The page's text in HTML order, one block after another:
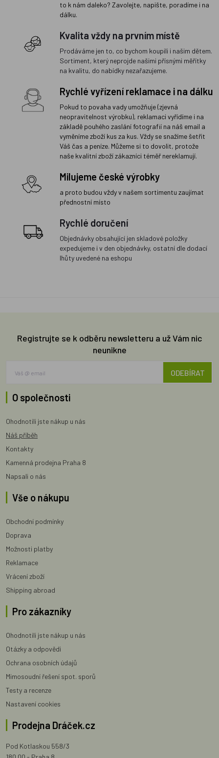
to k nám daleko? Zavolejte, napište, poradíme i na
dálku.
Kvalita vždy na prvním místě
Prodáváme jen to, co bychom koupili i našim dětem.
Sortiment, který neprojde našimi přísnými měřítky
na kvalitu, do nabídky nezařazujeme.
Rychlé vyřízení reklamace i na dálku
Pokud to povaha vady umožňuje (zjevná
neopravitelnost výrobku), reklamaci vyřídíme i na
základě pouhého zaslání fotografií na náš email a
vyměníme zboží kus za kus. Vždy se snažíme šetřit
Váš čas a peníze. Můžeme si to dovolit, protože
naše kvalitní zboží zákazníci téměř nereklamují.
Milujeme české výrobky
a proto budou vždy v našem sortimentu zaujímat
přednostní místo
Rychlé doručení
Objednávky obsahující jen skladové položky
expedujeme i v den objednávky, ostatní dle dodací
lhůty uvedené na eshopu
Registrujte se k odběru newsletteru a už Vám nic
neunikne
ODEBÍRAT
O společnosti
Ohodnotili jste nákup u nás
Náš příběh
Kontakty
Kamenná prodejna Praha 8
Napsali o nás
Vše o nákupu
Obchodní podmínky
Doprava
Možnosti platby
Reklamace
Vrácení zboží
Shipping abroad
Pro zákazníky
Ohodnotili jste nákup u nás
Otázky a odpovědi
Ochrana osobních údajů
Mimosoudní řešení spot. sporů
Testy a recenze
Nastavení cookies
Prodejna Dráček.cz
Pod Kotlaskou 558/3